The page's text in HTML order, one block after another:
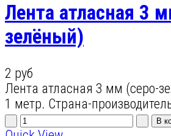
Лента атласная 3
зелёный)
2 руб
Лента атласная 3 мм (серо-
1 метр. Страна-